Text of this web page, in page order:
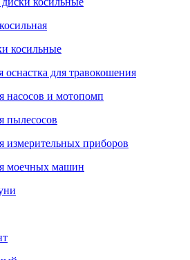
косильные
оснастка для травокошения
насосов и мотопомп
пылесосов
измерительных приборов
моечных машин